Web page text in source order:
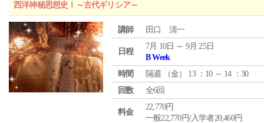
西洋神秘思想史Ⅰ～古代ギリシア～
講師 田口 清一
日程
7月 10日 ～ 9月 25日
B Week
時間
隔週 （金） 13 ：10 ～ 14 ：30
回数
全6回
料金
22,770円
一般22,770円/入学者20,460円